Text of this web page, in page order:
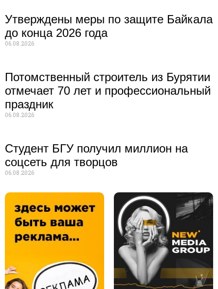
Утверждены меры по защите Байкала
до конца 2026 года
06.08.2026
Потомственный строитель из Бурятии
отмечает 70 лет и профессиональный
праздник
06.08.2026
Студент БГУ получил миллион на
соцсеть для творцов
06.08.2026